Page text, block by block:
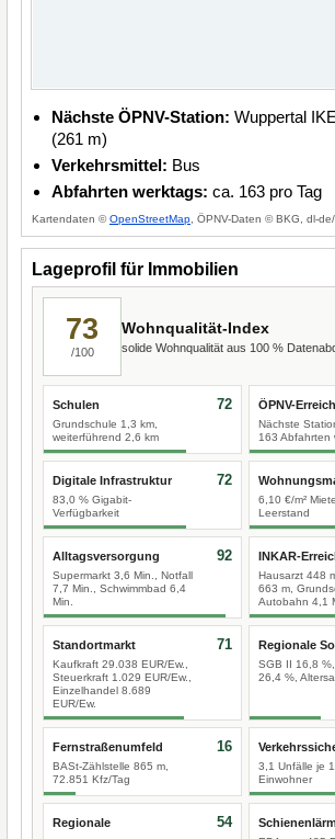
Nächste ÖPNV-Station: Wuppertal
(261 m)
Verkehrsmittel: Bus
Abfahrten werktags: ca. 163 pro Tag
Kartendaten ©OpenStreetMap , ÖPNV-Daten © BKG, dl-
Lageprofil für Immobilien
73
/100
Wohnqualität-Index
solide Wohnqualität aus 100 %
Schulen
Grundschule 1,3 km,
weiterführend 2,6 km
72 ÖPNV-
Nächste
163 Abfahrten
Digitale Infrastruktur
83,0 % Gigabit-
Verfügbarkeit
72
6,10 €/m²
Leerstand
Alltagsversorgung
Supermarkt 3,6 Min., Notfall
7,7 Min., Schwimmbad 6,4
Min.
92 INKAR-
Hausarzt 448
663 m,
Autobahn 4,1
Standortmarkt
Kaufkraft 29.038 EUR/Ew.,
Steuerkraft 1.029 EUR/Ew.,
Einzelhandel 8.689
EUR/Ew.
71 Regionale
SGB II 16,8
26,4 %,
Fernstraßenumfeld
BASt-Zählstelle 865 m,
72.851 Kfz/Tag
16
3,1 Unfälle je
Einwohner
Regionale
54 Schienenlärm